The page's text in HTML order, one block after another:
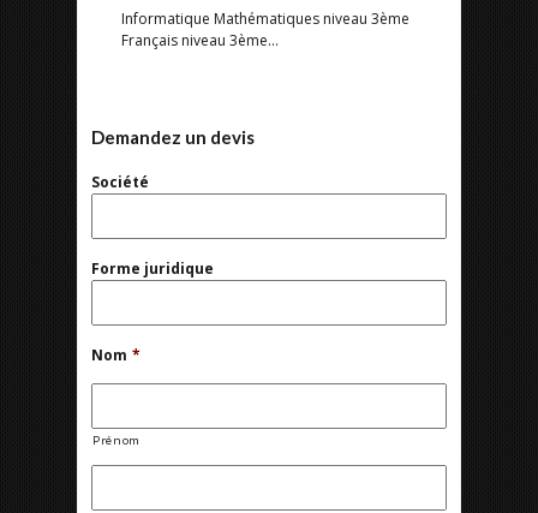
Informatique Mathématiques niveau 3ème
Français niveau 3ème...
Demandez un devis
Société
Forme juridique
Nom *
Prénom